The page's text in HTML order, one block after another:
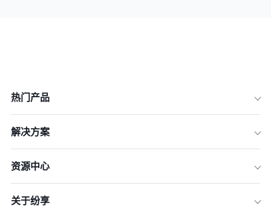
热门产品
解决方案
资源中心
关于纷享